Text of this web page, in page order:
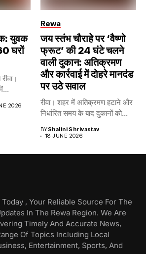
युवक
घरों
2026
Rewa
जय स्तंभ चौराहे पर ‘वैष्णो
फ्रूट’ की 24 घंटे चलने
वाली दुकान: अतिक्रमण
और कार्रवाई में दोहरे मानदंड
पर उठे सवाल
रीवा। शहर में अतिक्रमण हटाने और
निर्धारित समय के बाद दुकानों को...
BYShalini Shrivastav
18 JUNE 2026
, Your Reliable Source For The
In The Rewa Region. We Are
Timely And Accurate News,
Of Topics Including Local
Entertainment, Sports, And